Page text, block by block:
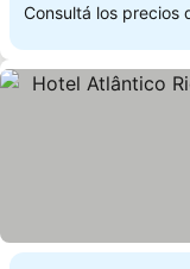
Consultá los precios